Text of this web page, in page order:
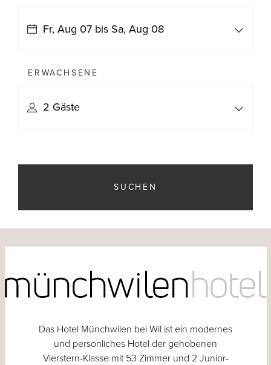
ERWACHSENE
SUCHEN
Das Hotel Münchwilen bei Wil ist ein modernes
und persönliches Hotel der gehobenen
Vierstern-Klasse mit 53 Zimmer und 2 Junior-